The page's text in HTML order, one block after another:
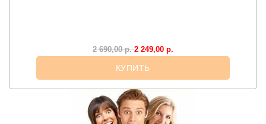
2 690,00р. 2 249,00 р.
КУПИТЬ